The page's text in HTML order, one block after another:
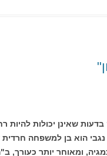
שאינן יכולות להיות
הוא בן למשפחה חרדית
ומאוחר יותר כעורך,